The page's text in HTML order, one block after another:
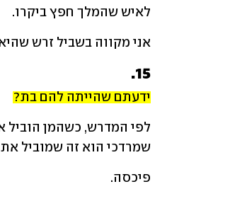
לאיש שהמלך חפץ ביקרו.
אני מקווה בשביל זרש
15.
ידעתם שהייתה להם בת?
שמרדכי הוא זה שמוביל את
פיכסה.